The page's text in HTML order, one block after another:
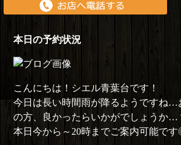
本日の予約状況
こんにちは！シエル青葉台です！
今日は長い時間雨が降るようですね…
の方、良かったらいかがでしょうか…
本日今から～20時までご案内可能で